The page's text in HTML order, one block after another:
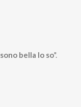
sono bella lo so".